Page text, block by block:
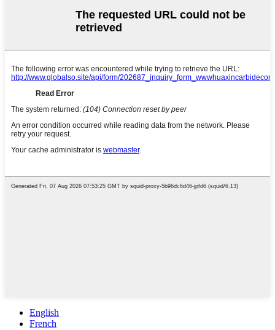
English
French